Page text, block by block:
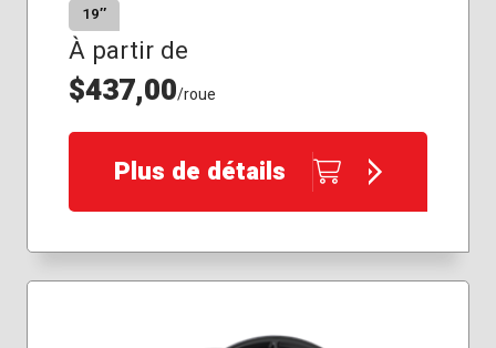
19″
À partir de
$437,00/roue
Plus de détails